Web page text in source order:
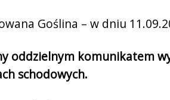
Goślina – w dniu
oddzielnym komunikatem
schodowych.